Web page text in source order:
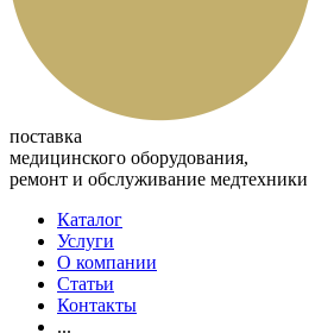
поставка
медицинского оборудования,
ремонт и обслуживание медтехники
Каталог
Услуги
О компании
Статьи
Контакты
...